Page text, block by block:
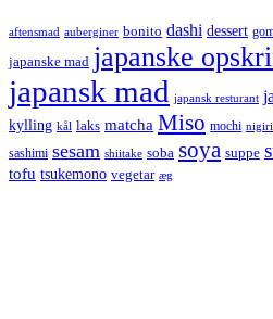
aftensmad auberginer bonito dashi dessert
japanske mad japanske
japansk mad japansk resturant
kylling kål laks matcha Miso mochi nigiri
sashimi sesam shiitake soba soya suppe
tofu tsukemono vegetar æg